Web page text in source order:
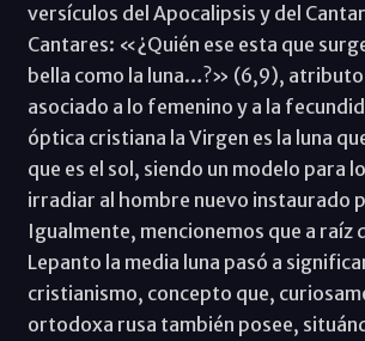
versículos del Apocalipsis y del
Cantares: «¿Quién ese esta que
bella como la luna…?» (6,9), atributo
asociado a lo femenino y a la
óptica cristiana la Virgen es la luna
que es el sol, siendo un modelo para
irradiar al hombre nuevo instaurado
Igualmente, mencionemos que a raíz
Lepanto la media luna pasó a
cristianismo, concepto que,
ortodoxa rusa también posee,